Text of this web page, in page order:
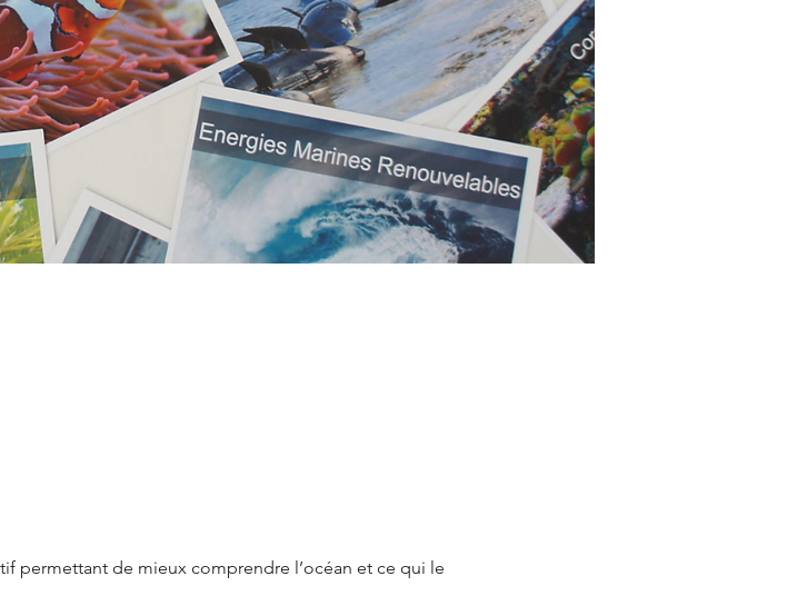
permettant de mieux comprendre l’océan et ce qui le